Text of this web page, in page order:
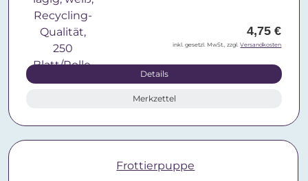
4,75 €
inkl. gesetzl. MwSt., zzgl.Versandkosten
Details
Merkzettel
Frottierpuppe